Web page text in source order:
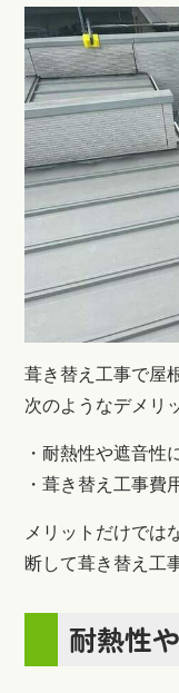
葺き替え工事で屋
次のようなデメリ
・耐熱性や遮音性
・葺き替え工事費
メリットだけでは
断して葺き替え工
耐熱性